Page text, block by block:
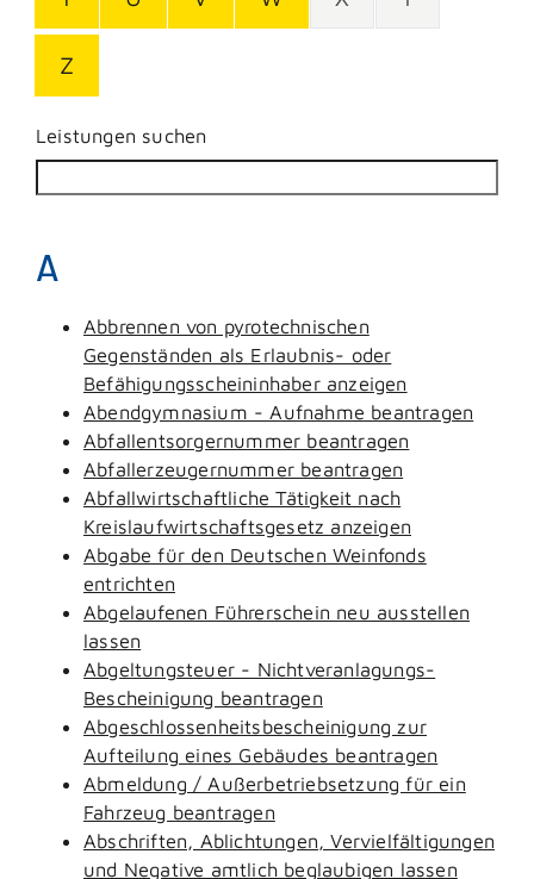
Z
Leistungen suchen
A
Abbrennen von pyrotechnischen
Gegenständen als Erlaubnis- oder
Befähigungsscheininhaber anzeigen
Abendgymnasium - Aufnahme beantragen
Abfallentsorgernummer beantragen
Abfallerzeugernummer beantragen
Abfallwirtschaftliche Tätigkeit nach
Kreislaufwirtschaftsgesetz anzeigen
Abgabe für den Deutschen Weinfonds
entrichten
Abgelaufenen Führerschein neu ausstellen
lassen
Abgeltungsteuer - Nichtveranlagungs-
Bescheinigung beantragen
Abgeschlossenheitsbescheinigung zur
Aufteilung eines Gebäudes beantragen
Abmeldung / Außerbetriebsetzung für ein
Fahrzeug beantragen
Abschriften, Ablichtungen, Vervielfältigungen
und Negative amtlich beglaubigen lassen